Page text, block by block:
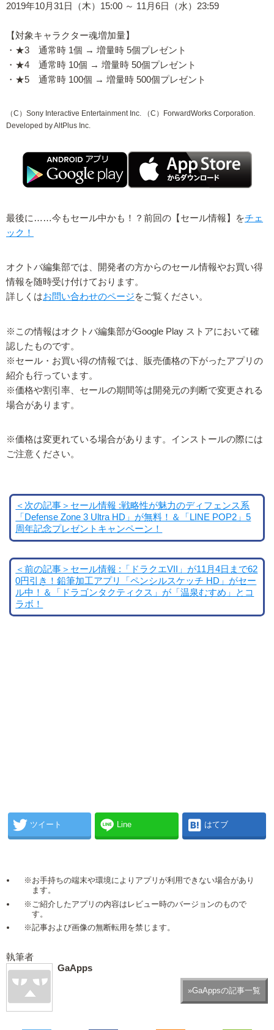
2019年10月31日（木）15:00 ～ 11月6日（水）23:59
【対象キャラクター魂増加量】
・★3 通常時 1個 → 増量時 5個プレゼント
・★4 通常時 10個 → 増量時 50個プレゼント
・★5 通常時 100個 → 増量時 500個プレゼント
（C）Sony Interactive Entertainment Inc. （C）ForwardWorks Corporation.
Developed by AltPlus Inc.
最後に……今もセール中かも！？前回の【セール情報】をチェ
ック！
オクトバ編集部では、開発者の方からのセール情報やお買い得
情報を随時受け付けております。
詳しくはお問い合わせのページをご覧ください。
※この情報はオクトバ編集部がGoogle Play ストアにおいて確
認したものです。
※セール・お買い得の情報では、販売価格の下がったアプリの
紹介も行っています。
※価格や割引率、セールの期間等は開発元の判断で変更される
場合があります。
※価格は変更れている場合があります。インストールの際には
ご注意ください。
＜次の記事＞セール情報 :戦略性が魅力のディフェンス系
「Defense Zone 3 Ultra HD」が無料！＆「LINE POP2」5
周年記念プレゼントキャンペーン！
＜前の記事＞セール情報 :「ドラクエVII」が11月4日まで62
0円引き！鉛筆加工アプリ「ペンシルスケッチ HD」がセー
ル中！＆「ドラゴンタクティクス」が「温泉むすめ」とコ
ラボ！
ツイート Line はてブ
※お手持ちの端末や環境によりアプリが利用できない場合があり
ます。
※ご紹介したアプリの内容はレビュー時のバージョンのもので
す。
※記事および画像の無断転用を禁じます。
執筆者
GaApps
»GaAppsの記事一覧